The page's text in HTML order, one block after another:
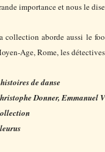
importance et nous le
collection aborde aussi le
Age, Rome, les
de danse
Donner, Emmanuel